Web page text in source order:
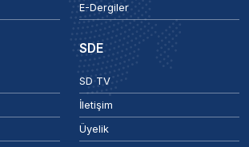
E-Dergiler
SDE
SD TV
İletişim
Üyelik